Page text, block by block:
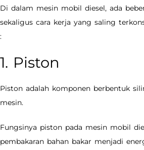
Di dalam mesin mobil diesel, ada
sekaligus cara kerja yang saling
:
1. Piston
Piston adalah komponen berbentuk
mesin.
Fungsinya piston pada mesin mobil
pembakaran bahan bakar menjadi